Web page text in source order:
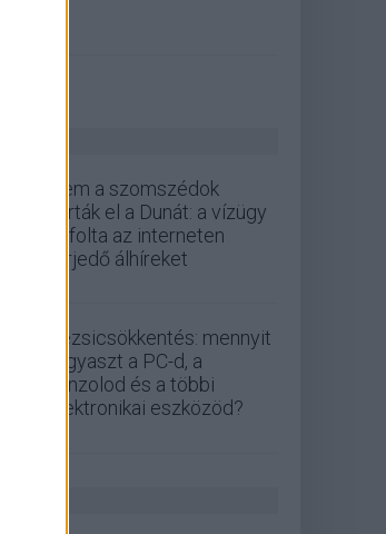
Nem a szomszédok
zárták el a Dunát: a vízügy
cáfolta az interneten
terjedő álhíreket
Rezsicsökkentés: mennyit
fogyaszt a PC-d, a
konzolod és a többi
elektronikai eszközöd?